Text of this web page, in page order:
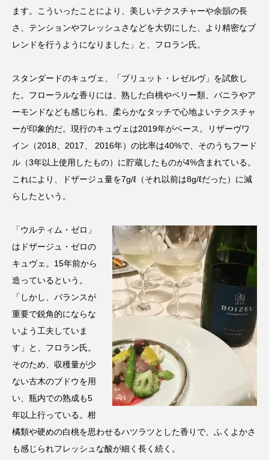
ます。こういったことにより、美しいテクスチャーや余韻の長
さ、テンションやフレッシュさなどを大切にした、より精密なブ
レンドを行うようになりました」と、フロラン氏。
スタンダードのキュヴェ、「ブリュット・レゼルヴ」を試飲し
た。フローラルな香りには、熟した白桃やベリー類、バニラやア
ーモンドなども感じられ、柔らかなタッチで心地よいテクスチャ
ーが印象的だ。現行のキュヴェは2019年がベース。リザーヴワ
イン（2018、2017、 2016年）の比率は40%で、そのうちフード
ル（3年以上使用したもの）に貯蔵したものが4%含まれている。
これにより、ドザージュ量を7g/ℓ（それ以前は8g/ℓだった）に減
らしたという。
「ウルティム・ゼロ」
はドザージュ・ゼロの
キュヴェ。15年前から
造っているという。
「しかし、バランスが
重要で鋭角的にならな
いよう工夫していま
す」と、フロラン氏。
そのため、収穫量が少
ない古木のブドウを用
い、瓶内での熟成も5
年以上行っている。柑
橘類や硬めの白桃を思わせるハツラツとした香りで、ふくよかさ
も感じられフレッシュな酸が細く長く続く。